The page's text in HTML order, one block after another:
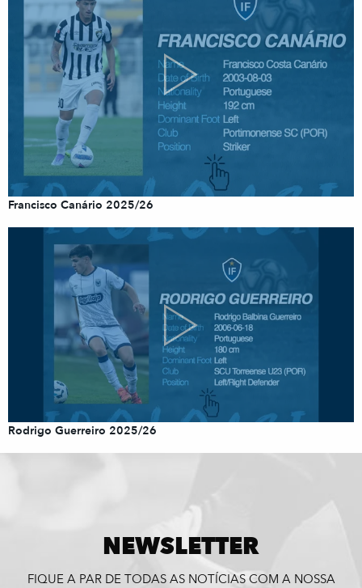
Francisco Canário 2025/26
Rodrigo Guerreiro 2025/26
NEWSLETTER
FIQUE A PAR DE TODAS AS NOTÍCIAS COM A NOSSA